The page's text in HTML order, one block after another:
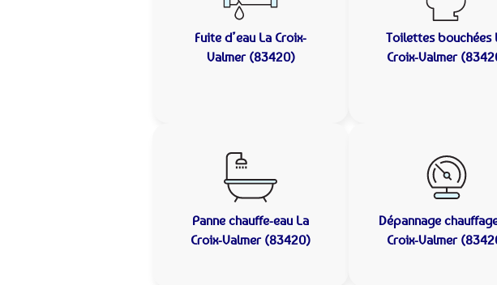
Fuite d’eau La Croix-
Valmer (83420)
Toilettes bouchées
Croix-Valmer
Panne chauffe-eau La
Croix-Valmer (83420)
Dépannage
Croix-Valmer